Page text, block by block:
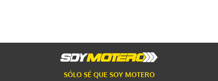
SÓLO SÉ QUE SOY MOTERO